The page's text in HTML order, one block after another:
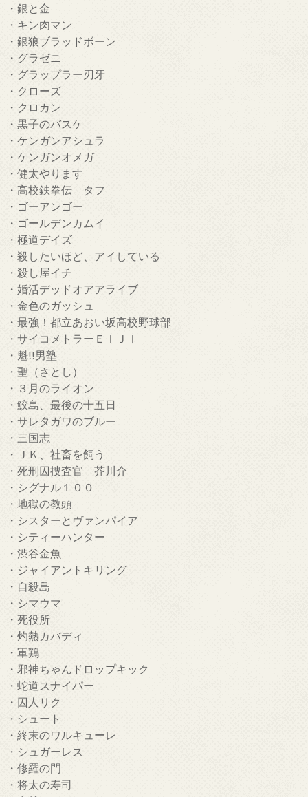
・銀と金
・キン肉マン
・銀狼ブラッドボーン
・グラゼニ
・グラップラー刃牙
・クローズ
・クロカン
・黒子のバスケ
・ケンガンアシュラ
・ケンガンオメガ
・健太やります
・高校鉄拳伝 タフ
・ゴーアンゴー
・ゴールデンカムイ
・極道デイズ
・殺したいほど、アイしている
・殺し屋イチ
・婚活デッドオアアライブ
・金色のガッシュ
・最強！都立あおい坂高校野球部
・サイコメトラーＥＩＪＩ
・魁!!男塾
・聖（さとし）
・３月のライオン
・鮫島、最後の十五日
・サレタガワのブルー
・三国志
・ＪＫ、社畜を飼う
・死刑囚捜査官 芥川介
・シグナル１００
・地獄の教頭
・シスターとヴァンパイア
・シティーハンター
・渋谷金魚
・ジャイアントキリング
・自殺島
・シマウマ
・死役所
・灼熱カバディ
・軍鶏
・邪神ちゃんドロップキック
・蛇道スナイパー
・囚人リク
・シュート
・終末のワルキューレ
・シュガーレス
・修羅の門
・将太の寿司